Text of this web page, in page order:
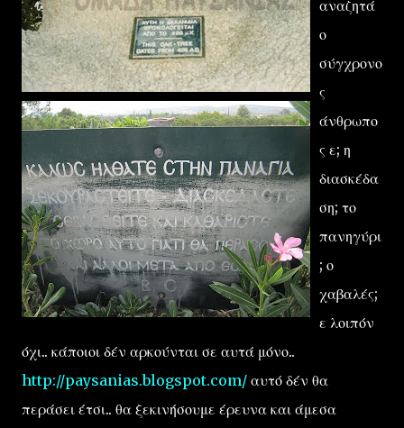
αναζητά
ο
σύγχρονο
ς
άνθρωπο
ς ε; η
διασκέδα
ση; το
πανηγύρι
; ο
χαβαλές;
ε λοιπόν
όχι.. κάποιοι δέν αρκούνται σε αυτά μόνο..
http://paysanias.blogspot.com/ αυτό δέν θα
περάσει έτσι.. θα ξεκινήσουμε έρευνα και άμεσα